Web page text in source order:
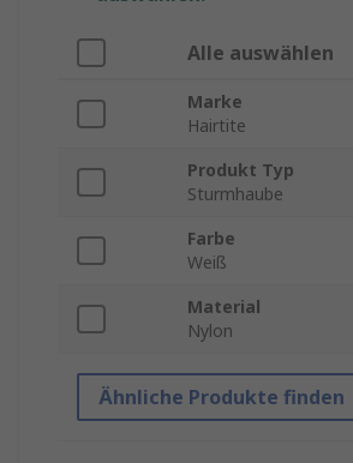
Alle auswählen
Marke
Hairtite
Produkt Typ
Sturmhaube
Farbe
Weiß
Material
Nylon
Ähnliche Produkte finden